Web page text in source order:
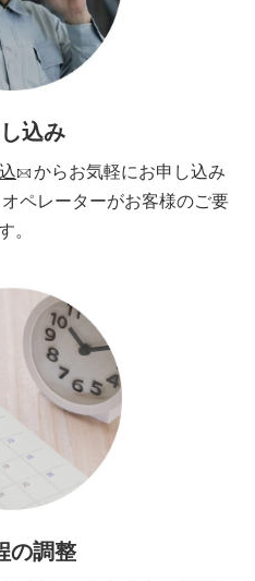
込み
からお気軽にお申し込み
ペレーターがお客様のご要
。
の調整